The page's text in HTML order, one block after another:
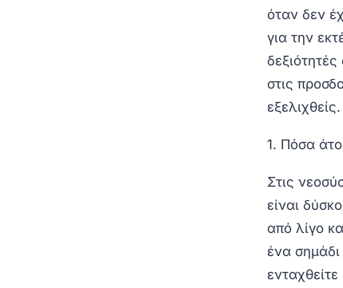
όταν δεν
για την
στις
εξελιχθείς.
1. Πόσα
Στις
είναι
από λίγο
ένα